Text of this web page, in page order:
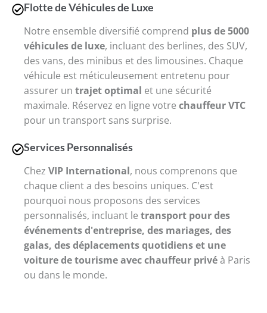
Flotte de Véhicules de Luxe
Notre ensemble diversifié comprend plus de 5000
véhicules de luxe, incluant des berlines, des SUV,
des vans, des minibus et des limousines. Chaque
véhicule est méticuleusement entretenu pour
assurer un trajet optimal et une sécurité
maximale. Réservez en ligne votre chauffeur VTC
pour un transport sans surprise.
Services Personnalisés
Chez VIP International, nous comprenons que
chaque client a des besoins uniques. C'est
pourquoi nous proposons des services
personnalisés, incluant le transport pour des
événements d'entreprise, des mariages, des
galas, des déplacements quotidiens et une
voiture de tourisme avec chauffeur privéà Paris
ou dans le monde.